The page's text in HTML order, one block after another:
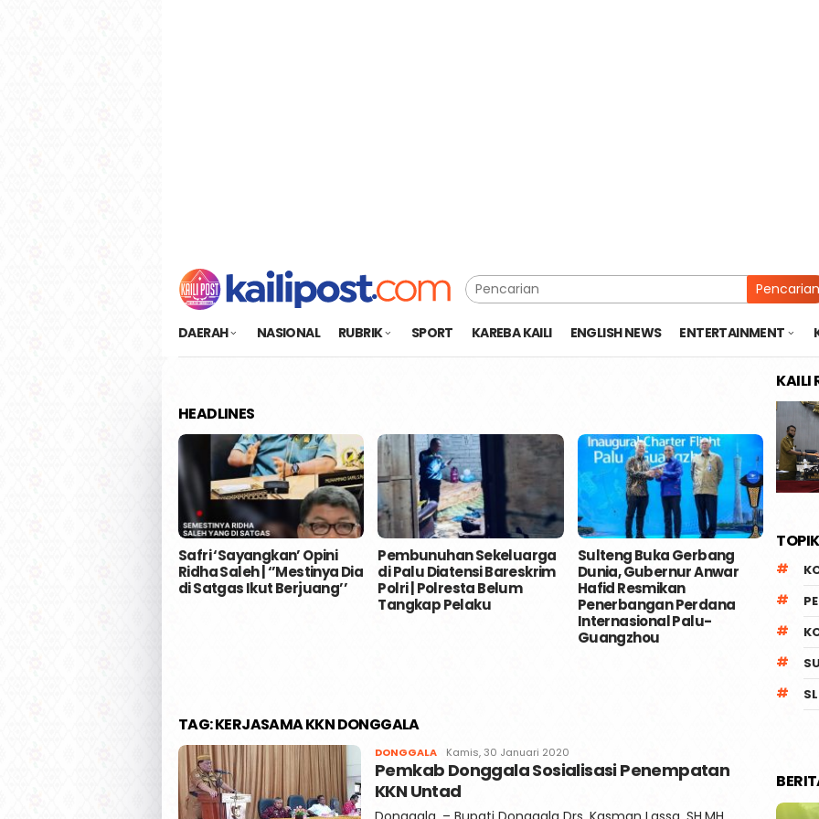
Pencarian
DAERAH NASIONAL RUBRIK SPORT KAREBA KAILI ENGLISH NEWS ENTERTAINMENT
HEADLINES
Safri ‘Sayangkan’ Opini
Ridha Saleh | ‘’Mestinya Dia
di Satgas Ikut Berjuang’’
Pembunuhan Sekeluarga
di Palu Diatensi Bareskrim
Polri | Polresta Belum
Tangkap Pelaku
Sulteng Buka Gerbang
Dunia, Gubernur Anwar
Hafid Resmikan
Penerbangan Perdana
Internasional Palu-
Guangzhou
Tolak
DBH
TAG:KERJASAMA KKN DONGGALA
DONGGALAFaqih
Kamis, 30 Januari 2020
Pemkab Donggala Sosialisasi Penempatan
KKN Untad
KAILI